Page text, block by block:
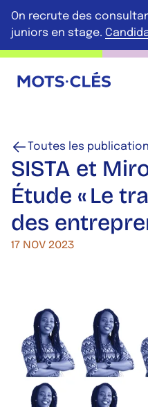
Aller au contenu
On recrute des
juniors en stage.
Retour à l'accueil
Toutes les
SISTA et
Étude « Le
des
17 NOV 2023